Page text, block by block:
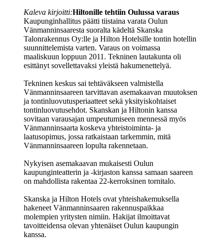
Kaleva kirjoitti:Hiltonille tehtiin Oulussa varaus
Kaupunginhallitus päätti tiistaina varata Oulun
Vänmanninsaaresta suoralta kädeltä Skanska
Talonrakennus Oy:lle ja Hilton Hotelsille tontin hotellin
suunnittelemista varten. Varaus on voimassa
maaliskuun loppuun 2011. Tekninen lautakunta oli
esittänyt sovellettavaksi yleistä hakumenettelyä.
Tekninen keskus sai tehtäväkseen valmistella
Vänmanninsaareen tarvittavan asemakaavan muutoksen
ja tontinluovutusperiaatteet sekä yksityiskohtaiset
tontinluovutusehdot. Skanskan ja Hiltonin kanssa
sovitaan varausajan umpeutumiseen mennessä myös
Vänmanninsaarta koskeva yhteistoiminta- ja
laatusopimus, jossa ratkaistaan tarkemmin, mitä
Vänmanninsaareen lopulta rakennetaan.
Nykyisen asemakaavan mukaisesti Oulun
kaupunginteatterin ja -kirjaston kanssa samaan saareen
on mahdollista rakentaa 22-kerroksinen tornitalo.
Skanska ja Hilton Hotels ovat yhteishakemuksella
hakeneet Vänmanninsaaren rakennuspaikkaa
molempien yritysten nimiin. Hakijat ilmoittavat
tavoitteidensa olevan yhtenäiset Oulun kaupungin
kanssa.